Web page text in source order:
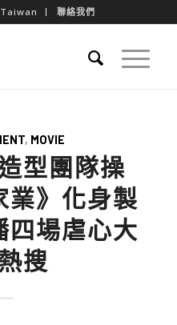
聯絡我們
, MOVIE
型團隊操
》化身製
場虐心大
搜